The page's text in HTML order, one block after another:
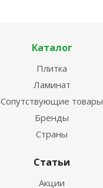
Каталог
Плитка
Ламинат
Сопутствующие товары
Бренды
Страны
Статьи
Акции